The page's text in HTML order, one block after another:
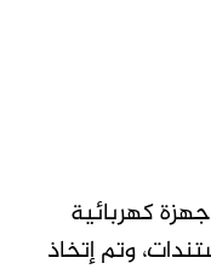
كهربائية
وتم إتخاذ